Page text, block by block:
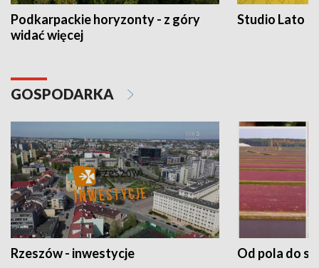
Podkarpackie horyzonty - z góry
widać więcej
Studio Lato
GOSPODARKA
Rzeszów - inwestycje Od pola do